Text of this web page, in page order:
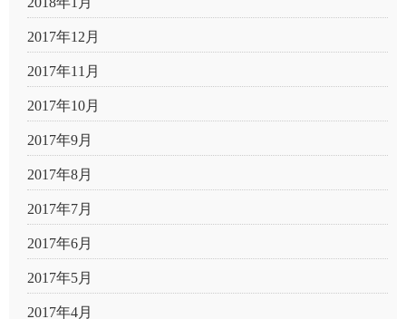
2017年12月
2017年11月
2017年10月
2017年9月
2017年8月
2017年7月
2017年6月
2017年5月
2017年4月